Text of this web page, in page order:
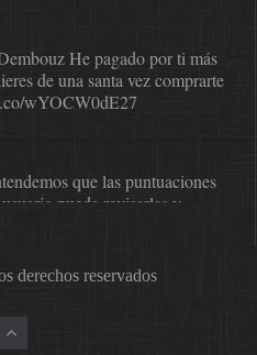
He pagado por ti más
de una santa vez comprarte
wYOCW0dE27
que las puntuaciones
pueda revisarlas y…
el mundial. La satisfacción…
derechos reservados